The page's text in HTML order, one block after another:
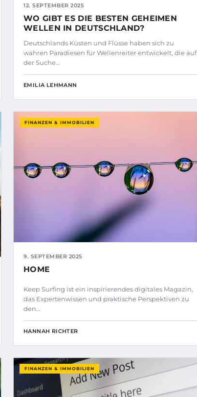
12. SEPTEMBER 2025
WO GIBT ES DIE BESTEN GEHEIMEN
WELLEN IN DEUTSCHLAND?
Deutschlands Küsten und Flüsse haben sich zu
wahren Paradiesen für Wellenreiter entwickelt, die auf
der Suche…
EMILIA LEHMANN
FINANZEN & IMMOBILIEN
9. SEPTEMBER 2025
HOME
Keep Surfing ist ein inspirierendes digitales Magazin,
das Expertenwissen und praktische Perspektiven zu
den…
HANNAH RICHTER
FINANZEN & IMMOBILIEN